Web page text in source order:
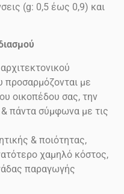
(g: 0,5 έως 0,9) και
προσαρμόζονται με
οικοπέδου σας, την
πάντα σύμφωνα με τις
& ποιότητας,
χαμηλό κόστος,
παραγωγής